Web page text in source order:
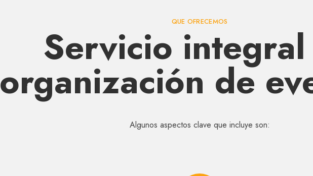
QUE OFRECEMOS
Servicio
organización de
Algunos aspectos clave que incluye son: